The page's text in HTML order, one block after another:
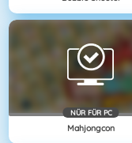
NÜR FÜR PC
Mahjongcon